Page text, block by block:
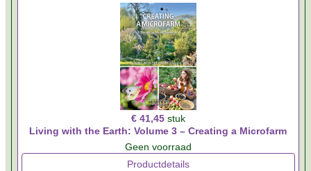
€ 41,45 stuk
Living with the Earth: Volume 3 – Creating a Microfarm
Geen voorraad
Productdetails